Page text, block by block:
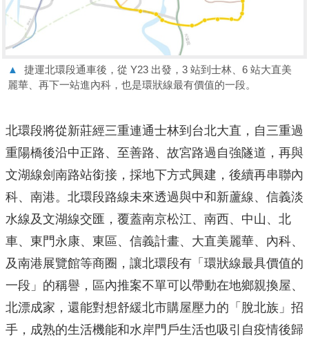
▲
捷運北環段通車後，從 Y23 出發，3 站到士林、6 站大直美
麗華、再下一站進內科，也是環狀線最有價值的一段。
北環段將從新莊經三重連通士林到台北大直，自三重過
重陽橋後沿中正路、至善路、故宮路過自強隧道，再與
文湖線劍南路站銜接，採地下方式興建，後續再串聯內
科、南港。北環段路線未來透過與中和新蘆線、信義淡
水線及文湖線交匯，覆蓋南京松江、南西、中山、北
車、東門永康、東區、信義計畫、大直美麗華、內科、
及南港展覽館等商圈，讓北環段有「環狀線最具價值的
一段」的稱譽，區內推案不單可以帶動在地鄉親換屋、
北漂成家，還能對想舒緩北市購屋壓力的「脫北族」招
手，成熟的生活機能和水岸門戶生活也吸引自疫情後歸